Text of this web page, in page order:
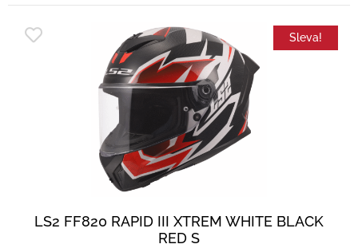
Sleva!
LS2 FF820 RAPID III XTREM WHITE BLACK
RED S